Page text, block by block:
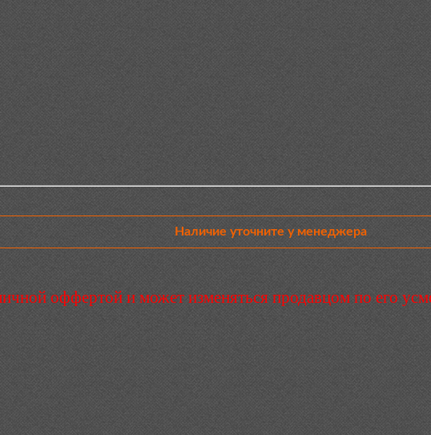
Наличие уточните у менеджера
оффертой и может изменяться продавцом по его